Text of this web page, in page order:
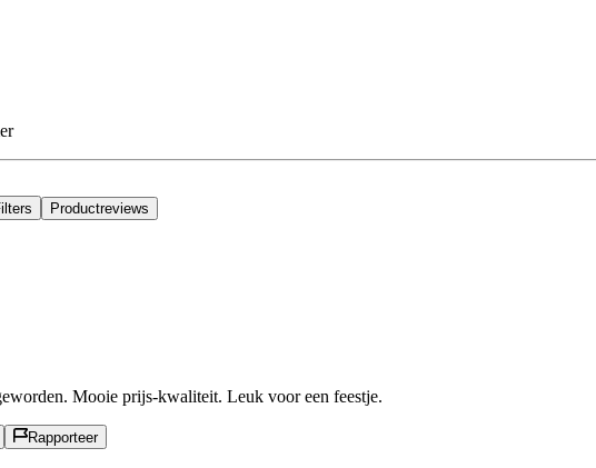
Productreviews
Mooie prijs-kwaliteit. Leuk voor een feestje.
Rapporteer